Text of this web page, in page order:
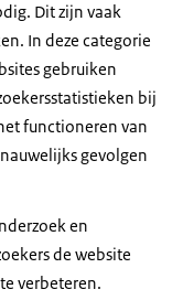
Dit zijn vaak
In deze categorie
gebruiken
bij
functioneren van
gevolgen
en
de website
verbeteren.